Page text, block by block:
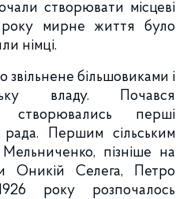
створювати місцеві
мирне життя було
німці.
більшовиками і
владу. Почався
створювались перші
рада. Першим сільським
пізніше на
Оникій Селега, Петро
року розпочалось